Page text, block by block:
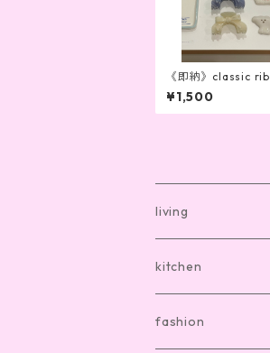
《即納》classic
n clip(3color)
¥1,500
living
bath mat
room shoes
kitchen
dishware
fashion